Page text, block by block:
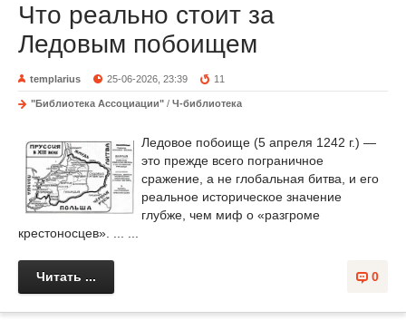
Что реально стоит за
Ледовым побоищем
templarius 25-06-2026, 23:39 11
"Библиотека Ассоциации" / Ч-библиотека
Ледовое побоище (5 апреля 1242 г.) —
это прежде всего пограничное
сражение, а не глобальная битва, и его
реальное историческое значение
глубже, чем миф о «разгроме
крестоносцев». ... ...
0
Читать ...